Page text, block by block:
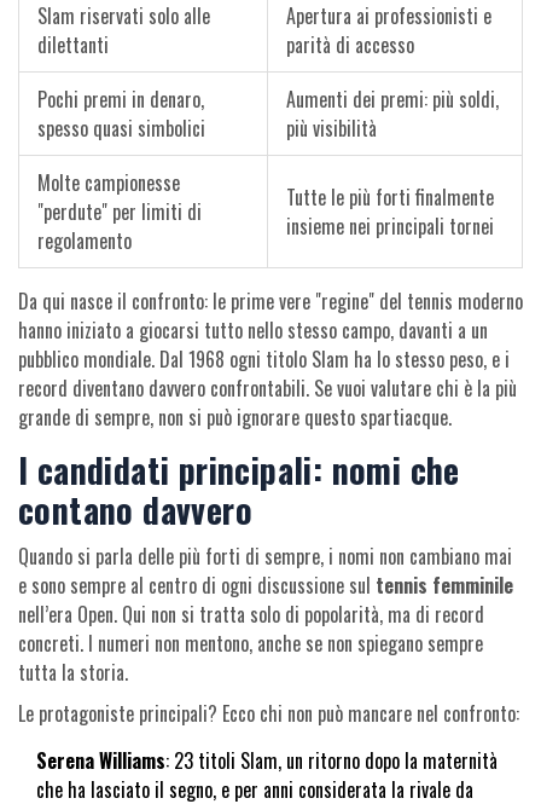
Slam riservati solo alle
dilettanti
Apertura ai professionisti e
parità di accesso
Pochi premi in denaro,
spesso quasi simbolici
Aumenti dei premi: più soldi,
più visibilità
Molte campionesse
"perdute" per limiti di
regolamento
Tutte le più forti finalmente
insieme nei principali tornei
Da qui nasce il confronto: le prime vere "regine" del tennis moderno
hanno iniziato a giocarsi tutto nello stesso campo, davanti a un
pubblico mondiale. Dal 1968 ogni titolo Slam ha lo stesso peso, e i
record diventano davvero confrontabili. Se vuoi valutare chi è la più
grande di sempre, non si può ignorare questo spartiacque.
I candidati principali: nomi che
contano davvero
Quando si parla delle più forti di sempre, i nomi non cambiano mai
e sono sempre al centro di ogni discussione sul tennis femminile
nell’era Open. Qui non si tratta solo di popolarità, ma di record
concreti. I numeri non mentono, anche se non spiegano sempre
tutta la storia.
Le protagoniste principali? Ecco chi non può mancare nel confronto:
Serena Williams: 23 titoli Slam, un ritorno dopo la maternità
che ha lasciato il segno, e per anni considerata la rivale da